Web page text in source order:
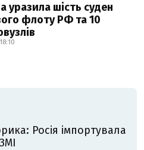
уразила шість суден
флоту РФ та 10
Росія імпортувала